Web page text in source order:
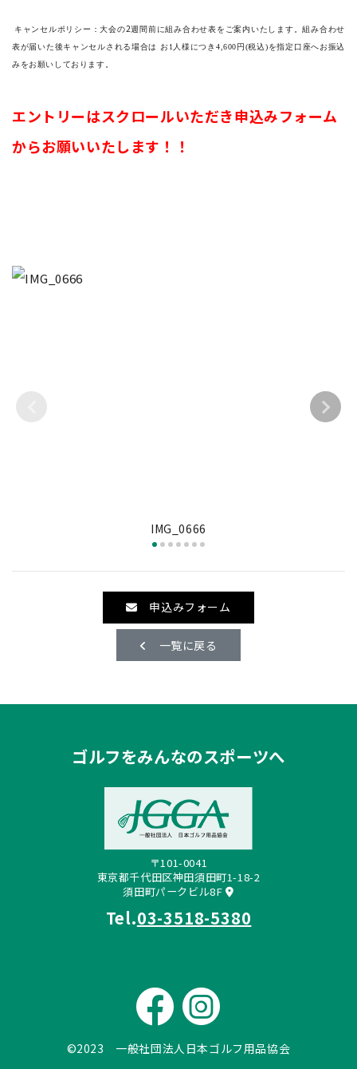
キャンセルポリシー：大会の2週間前に組み合わせ表をご案内いたします。組み合わせ
表が届いた後キャンセルされる場合は
お1 人様につき4 ,600円(税込)を指定口座へお振込
みをお願いしております。
エントリーはスクロールいただき申込みフォーム
からお願いいたします！！
IMG_0666
申込みフォーム
一覧に戻る
ゴルフをみんなのスポーツへ
〒101-0041
東京都千代田区神田須田町1-18-2
須田町パークビル8F
Tel.03-3518-5380
©2023 一般社団法人日本ゴルフ用品協会